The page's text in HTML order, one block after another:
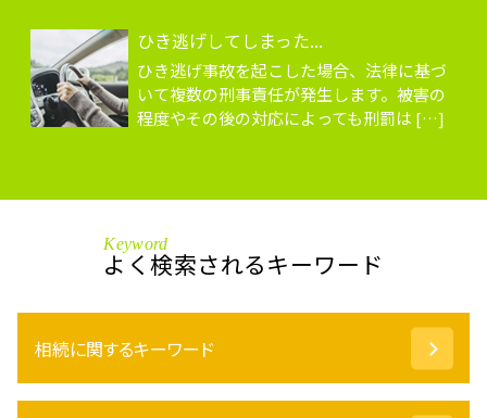
ひき逃げしてしまった...
ひき逃げ事故を起こした場合、法律に基づ
いて複数の刑事責任が発生します。被害の
程度やその後の対応によっても刑罰は […]
Keyword
よく検索されるキーワード
相続に関するキーワード